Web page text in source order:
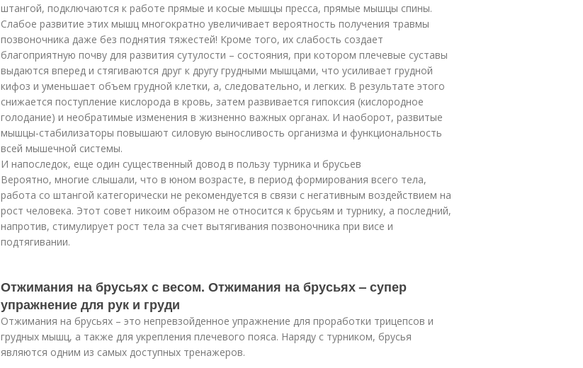
штангой, подключаются к работе прямые и косые мышцы пресса, прямые мышцы спины.
Слабое развитие этих мышц многократно увеличивает вероятность получения травмы
позвоночника даже без поднятия тяжестей! Кроме того, их слабость создает
благоприятную почву для развития сутулости – состояния, при котором плечевые суставы
выдаются вперед и стягиваются друг к другу грудными мышцами, что усиливает грудной
кифоз и уменьшает объем грудной клетки, а, следовательно, и легких. В результате этого
снижается поступление кислорода в кровь, затем развивается гипоксия (кислородное
голодание) и необратимые изменения в жизненно важных органах. И наоборот, развитые
мышцы-стабилизаторы повышают силовую выносливость организма и функциональность
всей мышечной системы.
И напоследок, еще один существенный довод в пользу турника и брусьев
Вероятно, многие слышали, что в юном возрасте, в период формирования всего тела,
работа со штангой категорически не рекомендуется в связи с негативным воздействием на
рост человека. Этот совет никоим образом не относится к брусьям и турнику, а последний,
напротив, стимулирует рост тела за счет вытягивания позвоночника при висе и
подтягивании.
Отжимания на брусьях с весом. Отжимания на брусьях – супер
упражнение для рук и груди
Отжимания на брусьях – это непревзойденное упражнение для проработки трицепсов и
грудных мышц, а также для укрепления плечевого пояса. Наряду с турником, брусья
являются одним из самых доступных тренажеров.